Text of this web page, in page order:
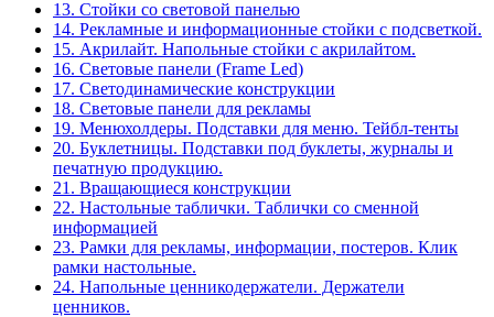
13. Стойки со световой панелью
14. Рекламные и информационные стойки с подсветкой.
15. Акрилайт. Напольные стойки с акрилайтом.
16. Световые панели (Frame Led)
17. Светодинамические конструкции
18. Световые панели для рекламы
19. Менюхолдеры. Подставки для меню. Тейбл-тенты
20. Буклетницы. Подставки под буклеты, журналы и
печатную продукцию.
21. Вращающиеся конструкции
22. Настольные таблички. Таблички со сменной
информацией
23. Рамки для рекламы, информации, постеров. Клик
рамки настольные.
24. Напольные ценникодержатели. Держатели
ценников.